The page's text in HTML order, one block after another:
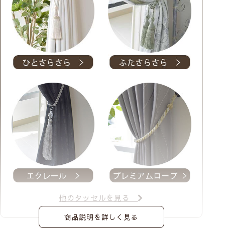
他のタッセルを見る
商品説明を詳しく見る